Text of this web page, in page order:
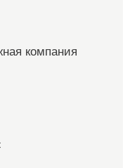
компания